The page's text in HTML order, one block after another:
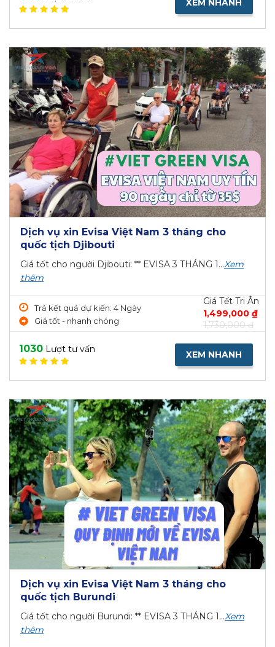
XEM NHANH
Dịch vụ xin Evisa Việt Nam 3 tháng cho
quốc tịch Djibouti
Giá tốt cho người Djibouti: ** EVISA 3 THÁNG 1...Xem
thêm
Trả kết quả dự kiến: 4 Ngày
Giá tốt - nhanh chóng
Giá Tết Tri Ân
1,499,000 ₫
1,730,000 ₫
1030 Lượt tư vấn XEM NHANH
Dịch vụ xin Evisa Việt Nam 3 tháng cho
quốc tịch Burundi
Giá tốt cho người Burundi: ** EVISA 3 THÁNG 1...Xem
thêm